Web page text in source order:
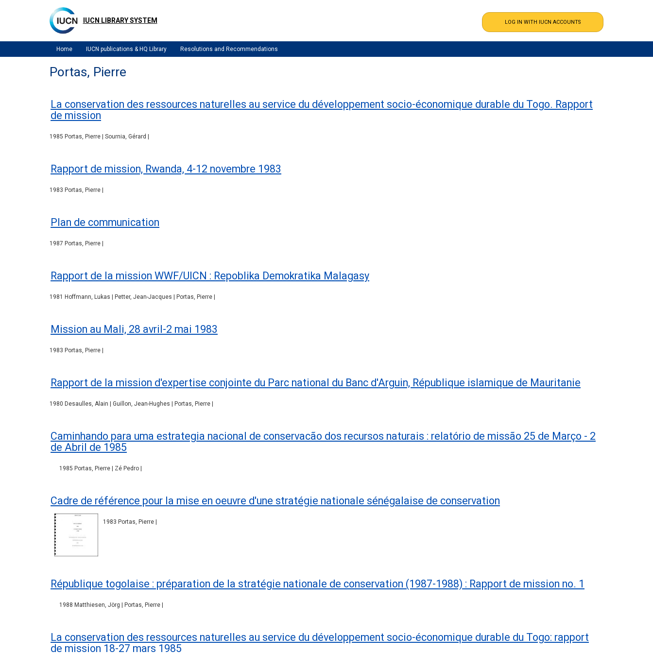
IUCN LIBRARY SYSTEM
Home IUCN publications & HQ Library Resolutions and Recommendations
Portas, Pierre
La conservation des ressources naturelles au service du développement socio-économique durable du Togo. Rapport
de mission
1985 Portas, Pierre | Sournia, Gérard |
Rapport de mission, Rwanda, 4-12 novembre 1983
1983 Portas, Pierre |
Plan de communication
1987 Portas, Pierre |
Rapport de la mission WWF/UICN : Repoblika Demokratika Malagasy
1981 Hoffmann, Lukas | Petter, Jean-Jacques | Portas, Pierre |
Mission au Mali, 28 avril-2 mai 1983
1983 Portas, Pierre |
Rapport de la mission d'expertise conjointe du Parc national du Banc d'Arguin, République islamique de Mauritanie
1980 Desaulles, Alain | Guillon, Jean-Hughes | Portas, Pierre |
Caminhando para uma estrategia nacional de conservacão dos recursos naturais : relatório de missão 25 de Março - 2
de Abril de 1985
1985 Portas, Pierre | Zé Pedro |
Cadre de référence pour la mise en oeuvre d'une stratégie nationale sénégalaise de conservation
1983 Portas, Pierre |
République togolaise : préparation de la stratégie nationale de conservation (1987-1988) : Rapport de mission no. 1
1988 Matthiesen, Jörg | Portas, Pierre |
La conservation des ressources naturelles au service du développement socio-économique durable du Togo: rapport
de mission 18-27 mars 1985